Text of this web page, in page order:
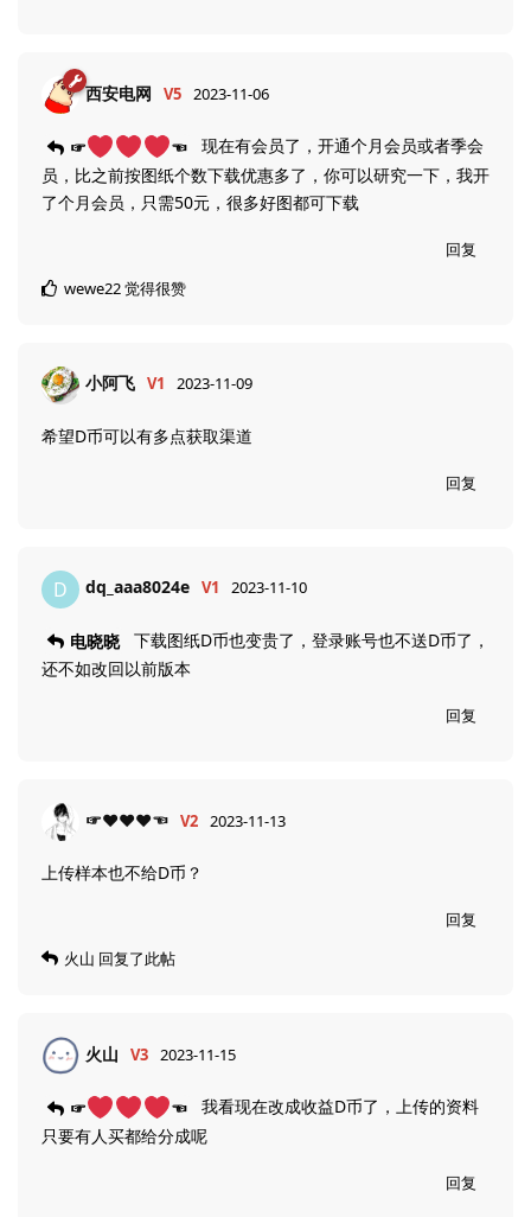
西安电网 V5 2023-11-06
☞ ☜
现在有会员了，开通个月会员或者季会
员，比之前按图纸个数下载优惠多了，你可以研究一下，我开
了个月会员，只需50元，很多好图都可下载
回复
wewe22觉得很赞
小阿飞 V1 2023-11-09
希望D币可以有多点获取渠道
回复
D dq_aaa8024e V1 2023-11-10
电晓晓
下载图纸D币也变贵了，登录账号也不送D币了，
还不如改回以前版本
回复
☞❤❤❤☜ V2 2023-11-13
上传样本也不给D币？
回复
火山 回复了此帖
火山 V3 2023-11-15
☞ ☜
我看现在改成收益D币了，上传的资料
只要有人买都给分成呢
回复